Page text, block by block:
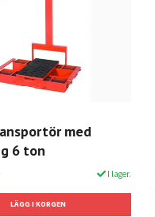
med
6 ton
I lager.